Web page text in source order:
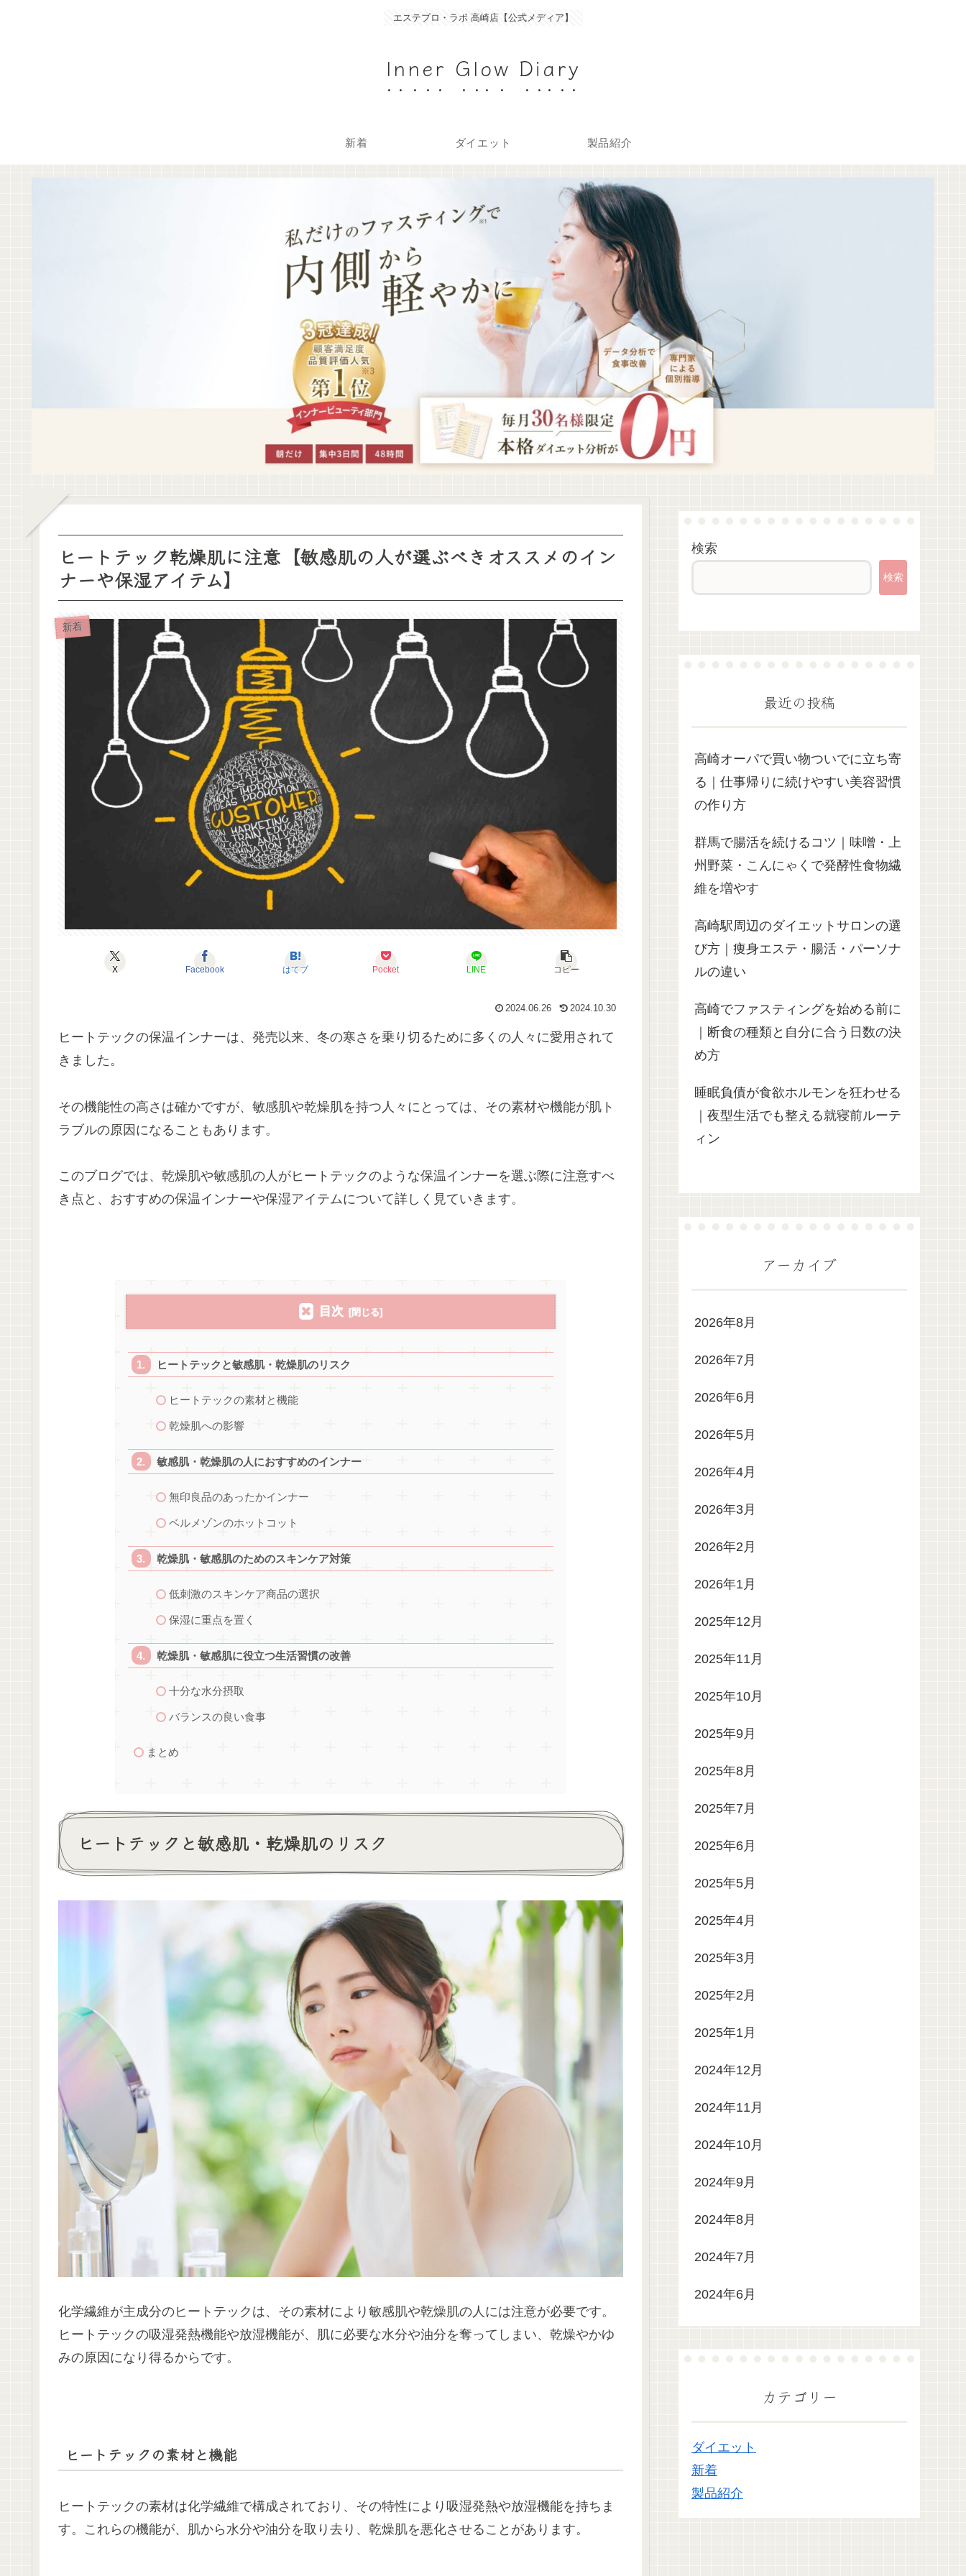
エステプロ・ラボ 高崎店【公式メディア】
Inner Glow Diary
新着 ダイエット 製品紹介
ヒートテック乾燥肌に注意【敏感肌の人が選ぶべきオススメのイン
ナーや保湿アイテム】
新着
X Facebook はてブ Pocket LINE コピー
2024.06.26 2024.10.30
ヒートテックの保温インナーは、発売以来、冬の寒さを乗り切るために多くの人々に愛用されて
きました。
その機能性の高さは確かですが、敏感肌や乾燥肌を持つ人々にとっては、その素材や機能が肌ト
ラブルの原因になることもあります。
このブログでは、乾燥肌や敏感肌の人がヒートテックのような保温インナーを選ぶ際に注意すべ
き点と、おすすめの保温インナーや保湿アイテムについて詳しく見ていきます。
目次
ヒートテックと敏感肌・乾燥肌のリスク
ヒートテックの素材と機能
乾燥肌への影響
敏感肌・乾燥肌の人におすすめのインナー
無印良品のあったかインナー
ベルメゾンのホットコット
乾燥肌・敏感肌のためのスキンケア対策
低刺激のスキンケア商品の選択
保湿に重点を置く
乾燥肌・敏感肌に役立つ生活習慣の改善
十分な水分摂取
バランスの良い食事
まとめ
ヒートテックと敏感肌・乾燥肌のリスク
化学繊維が主成分のヒートテックは、その素材により敏感肌や乾燥肌の人には注意が必要です。
ヒートテックの吸湿発熱機能や放湿機能が、肌に必要な水分や油分を奪ってしまい、乾燥やかゆ
みの原因になり得るからです。
ヒートテックの素材と機能
ヒートテックの素材は化学繊維で構成されており、その特性により吸湿発熱や放湿機能を持ちま
す。これらの機能が、肌から水分や油分を取り去り、乾燥肌を悪化させることがあります。
検索
検索
最近の投稿
高崎オーパで買い物ついでに立ち寄
る｜仕事帰りに続けやすい美容習慣
の作り方
群馬で腸活を続けるコツ｜味噌・上
州野菜・こんにゃくで発酵性食物繊
維を増やす
高崎駅周辺のダイエットサロンの選
び方｜痩身エステ・腸活・パーソナ
ルの違い
高崎でファスティングを始める前に
｜断食の種類と自分に合う日数の決
め方
睡眠負債が食欲ホルモンを狂わせる
｜夜型生活でも整える就寝前ルーテ
ィン
アーカイブ
2026年8月
2026年7月
2026年6月
2026年5月
2026年4月
2026年3月
2026年2月
2026年1月
2025年12月
2025年11月
2025年10月
2025年9月
2025年8月
2025年7月
2025年6月
2025年5月
2025年4月
2025年3月
2025年2月
2025年1月
2024年12月
2024年11月
2024年10月
2024年9月
2024年8月
2024年7月
2024年6月
カテゴリー
ダイエット
新着
製品紹介